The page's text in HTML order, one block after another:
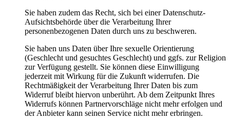
Sie haben zudem das Recht, sich bei einer Datenschutz-
Aufsichtsbehörde über die Verarbeitung Ihrer
personenbezogenen Daten durch uns zu beschweren.
Sie haben uns Daten über Ihre sexuelle Orientierung
(Geschlecht und gesuchtes Geschlecht) und ggfs. zur Religion
zur Verfügung gestellt. Sie können diese Einwilligung
jederzeit mit Wirkung für die Zukunft widerrufen. Die
Rechtmäßigkeit der Verarbeitung Ihrer Daten bis zum
Widerruf bleibt hiervon unberührt. Ab dem Zeitpunkt Ihres
Widerrufs können Partnervorschläge nicht mehr erfolgen und
der Anbieter kann seinen Service nicht mehr erbringen.